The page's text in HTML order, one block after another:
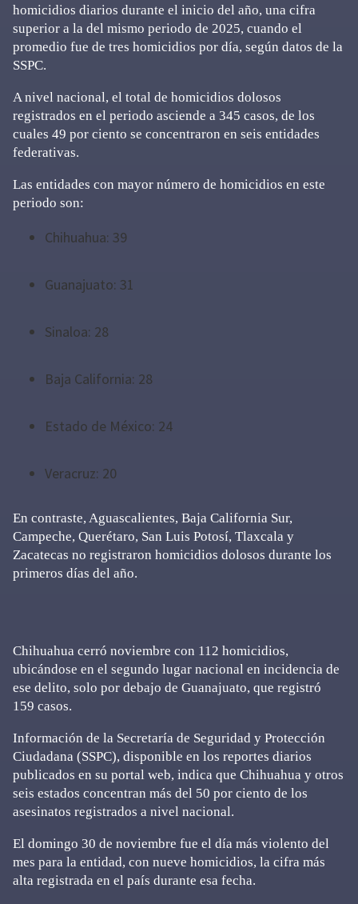
homicidios diarios durante el inicio del año, una cifra
superior a la del mismo periodo de 2025, cuando el
promedio fue de tres homicidios por día, según datos de la
SSPC.
A nivel nacional, el total de homicidios dolosos
registrados en el periodo asciende a 345 casos, de los
cuales 49 por ciento se concentraron en seis entidades
federativas.
Las entidades con mayor número de homicidios en este
periodo son:
Chihuahua: 39
Guanajuato: 31
Sinaloa: 28
Baja California: 28
Estado de México: 24
Veracruz: 20
En contraste, Aguascalientes, Baja California Sur,
Campeche, Querétaro, San Luis Potosí, Tlaxcala y
Zacatecas no registraron homicidios dolosos durante los
primeros días del año.
Chihuahua cerró noviembre con 112 homicidios,
ubicándose en el segundo lugar nacional en incidencia de
ese delito, solo por debajo de Guanajuato, que registró
159 casos.
Información de la Secretaría de Seguridad y Protección
Ciudadana (SSPC), disponible en los reportes diarios
publicados en su portal web, indica que Chihuahua y otros
seis estados concentran más del 50 por ciento de los
asesinatos registrados a nivel nacional.
El domingo 30 de noviembre fue el día más violento del
mes para la entidad, con nueve homicidios, la cifra más
alta registrada en el país durante esa fecha.